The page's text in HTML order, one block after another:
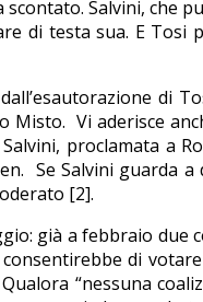
scontato. Salvini,
di testa sua. E
di
Misto. Vi aderisce
proclamata a
Se Salvini guarda
[2].
già a febbraio
di
“nessuna